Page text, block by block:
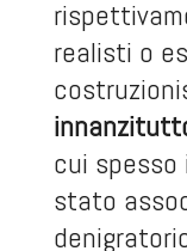
realisti o
cui spesso
stato